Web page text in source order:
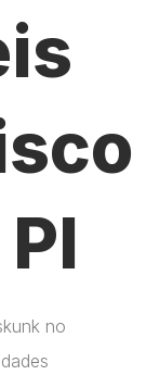
no